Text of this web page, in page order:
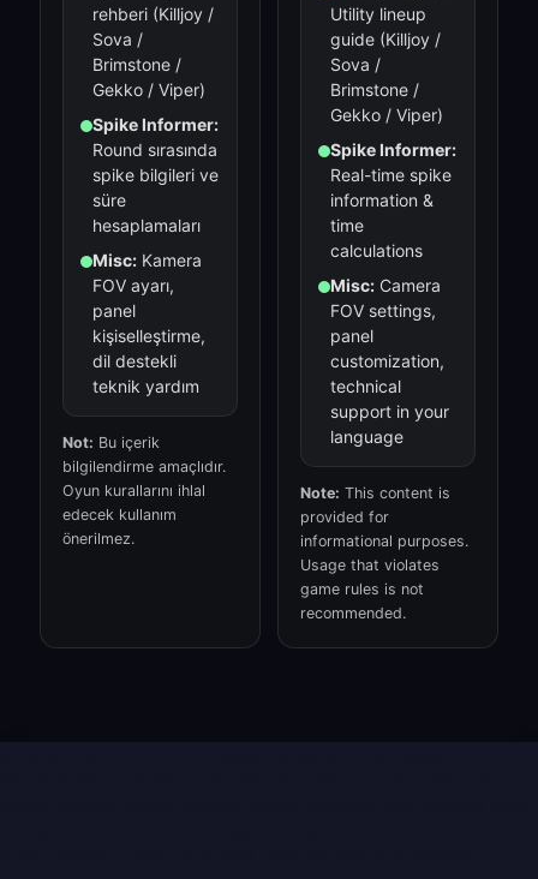
rehberi (Killjoy /
Sova /
Brimstone /
Gekko / Viper)
Spike Informer:
Round sırasında
spike bilgileri ve
süre
hesaplamaları
Misc: Kamera
FOV ayarı,
panel
kişiselleştirme,
dil destekli
teknik yardım
Not: Bu içerik
bilgilendirme amaçlıdır.
Oyun kurallarını ihlal
edecek kullanım
önerilmez.
Utility lineup
guide (Killjoy /
Sova /
Brimstone /
Gekko / Viper)
Spike Informer:
Real-time spike
information &
time
calculations
Misc: Camera
FOV settings,
panel
customization,
technical
support in your
language
Note: This content is
provided for
informational purposes.
Usage that violates
game rules is not
recommended.